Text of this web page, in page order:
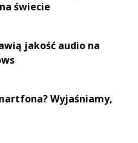
świecie
jakość audio na
Wyjaśniamy,